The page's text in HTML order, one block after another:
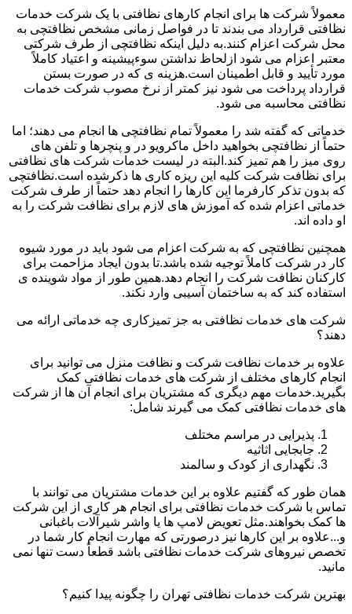
معمولاً شرکت ها برای انجام کارهای نظافتی با یک شرکت خدمات
نظافتی قرارداد می بندند تا در فواصل زمانی مشخص نظافتچی به
محل شرکت اعزام کنند.به دلیل اینکه نظافتچی از طرف شرکتی
معتبر اعزام می شود ازلحاظ نداشتن سوءپیشینه و اعتیاد کاملاً
مورد تأیید و قابل اطمینان است.هزینه ی که در صورت بستن
قرارداد پرداخت می شود نیز کمتر از نرخ مصوب شرکت خدمات
نظافتی محاسبه می شود.
خدماتی که گفته شد را معمولاً تمام نظافتچی ها انجام می دهند؛ اما
حتماً از نظافتچی بخواهید داخل ماکرویو در و پنچرها و تلفن های
روی میز را هم تمیز کند.البته در لیست خدمات شرکت های نظافتی
برای نظافت شرکت کلیه این ریزه کاری ها ذکرشده است.نظافتچی
که بدون تذکر کارفرما این کارها را انجام دهد حتماً از طرف شرکت
خدماتی اعزام شده که آموزش های لازم برای نظافت شرکت را به
او داده اند.
همچنین نظافتچی که به شرکت اعزام می شود باید در مورد شیوه
کار در شرکت کاملاً توجیه شده باشد.تا بدون ایجاد مزاحمت برای
کارکنان نظافت شرکت را انجام دهد.همین طور از مواد شوینده ی
استفاده کند که به ساختمان آسیبی وارد نکند.
شرکت های خدمات نظافتی به جز تمیزکاری چه خدماتی ارائه می
دهند؟
علاوه بر خدمات نظافت شرکت و نظافت منزل می توانید برای
انجام کارهای مختلف از شرکت های خدمات نظافتی کمک
بگیرید.خدمات مهم دیگری که مشتریان برای انجام آن ها از شرکت
های خدمات نظافتی کمک می گیرند شامل:
پذیرایی در مراسم مختلف
جابجایی اثاثیه
نگهداری از کودک و سالمند
همان طور که گفتیم علاوه بر این خدمات مشتریان می توانند با
تماس با شرکت خدمات نظافتی برای انجام هر کاری از این شرکت
ها کمک بخواهند.مثل تعویض لامپ ها یا واشر شیرآلات باغبانی
و...علاوه بر این کارها نیز درصورتی که مهارت انجام کار شما در
تخصص نیروهای شرکت خدمات نظافتی باشد قطعاً دست تنها نمی
مانید.
بهترین شرکت خدمات نظافتی تهران را چگونه پیدا کنیم؟